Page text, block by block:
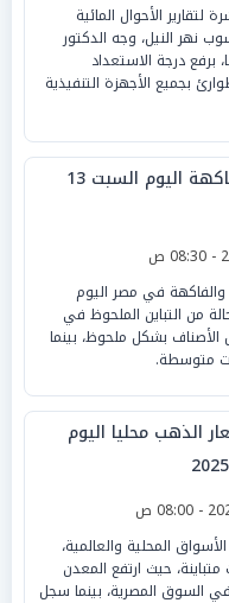
الأحوال المائية
نهر النيل، وجه الدكتور
برفع درجة الاستعداد
بجميع الأجهزة التنفيذية
أسعار الخضراوات والفاكهة اليوم السبت 13
في مصر اليوم
13 سبتمبر 2025، حالة من التباين الملحوظ في
بشكل ملحوظ، بينما
متوسطة.
الذهب محليا اليوم
المحلية والعالمية،
متباينة، حيث ارتفع المعدن
10 جنيهات في السوق المصرية، بينما سجل